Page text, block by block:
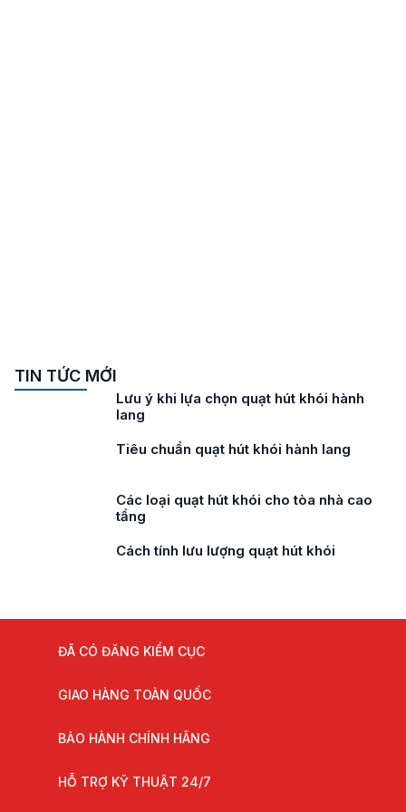
TIN TỨC MỚI
Lưu ý khi lựa chọn quạt hút khói hành
lang
Tiêu chuẩn quạt hút khói hành lang
Các loại quạt hút khói cho tòa nhà cao
tầng
Cách tính lưu lượng quạt hút khói
ĐÃ CÓ ĐĂNG KIỂM CỤC
GIAO HÀNG TOÀN QUỐC
BẢO HÀNH CHÍNH HÃNG
HỖ TRỢ KỸ THUẬT 24/7